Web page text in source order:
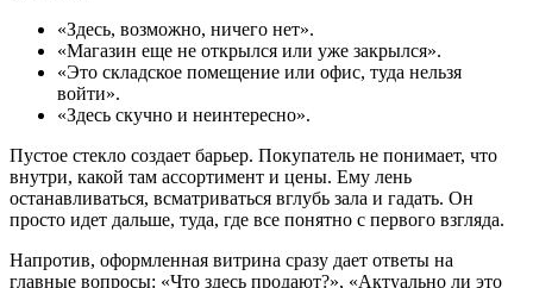
«Здесь, возможно, ничего нет».
«Магазин еще не открылся или уже закрылся».
«Это складское помещение или офис, туда нельзя
войти».
«Здесь скучно и неинтересно».
Пустое стекло создает барьер. Покупатель не понимает, что
внутри, какой там ассортимент и цены. Ему лень
останавливаться, всматриваться вглубь зала и гадать. Он
просто идет дальше, туда, где все понятно с первого взгляда.
Напротив, оформленная витрина сразу дает ответы на
главные вопросы: «Что здесь продают?», «Актуально ли это